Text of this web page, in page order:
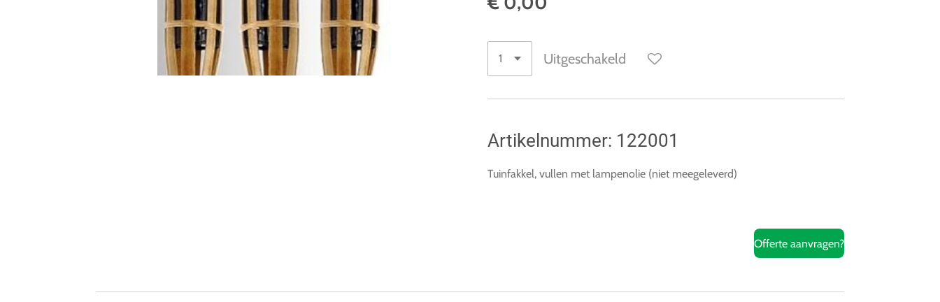
Uitgeschakeld
Artikelnummer: 122001
Tuinfakkel, vullen met lampenolie (niet meegeleverd)
Offerte aanvragen?